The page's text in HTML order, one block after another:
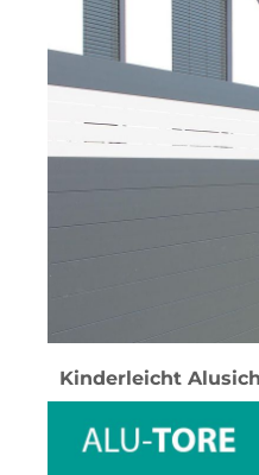
Kinderleicht